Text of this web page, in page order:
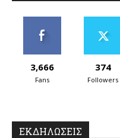
3,666
Fans
374
Followers
ΕΚΔΗΛΩΣΕΙΣ